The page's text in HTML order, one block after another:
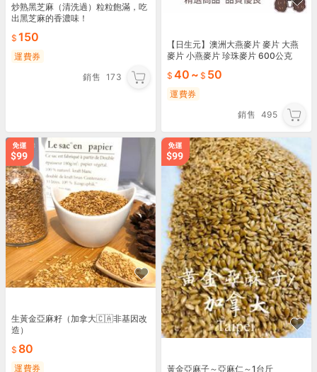
炒熟黑芝麻（清洗過）粒粒飽滿，吃
出黑芝麻的香濃味！
150
運費券
銷售 173
【日生元】澳洲大燕麥片 麥片 大燕
麥片 小燕麥片 珍珠麥片 600公克
40 ~ 50
運費券
銷售 495
生黃金亞麻籽（加拿大🇨🇦非基因改
造）
80
運費券
黃金亞麻子～亞麻仁～1台斤